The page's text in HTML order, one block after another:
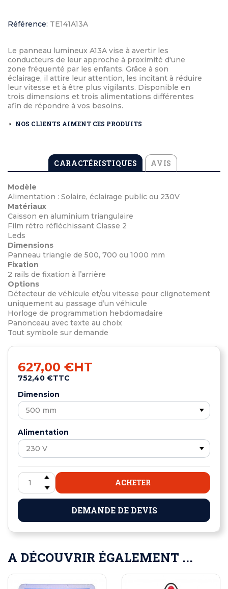
Référence: TE141A13A
Le panneau lumineux A13A vise à avertir les
conducteurs de leur approche à proximité d'une
zone fréquenté par les enfants. Grâce à son
éclairage, il attire leur attention, les incitant à réduire
leur vitesse et à être plus vigilants. Disponible en
trois dimensions et trois alimentations différentes
afin de répondre à vos besoins.
NOS CLIENTS AIMENT CES PRODUITS
CARACTÉRISTIQUES AVIS
Modèle
Alimentation : Solaire, éclairage public ou 230V
Matériaux
Caisson en aluminium triangulaire
Film rétro réfléchissant Classe 2
Leds
Dimensions
Panneau triangle de 500, 700 ou 1000 mm
Fixation
2 rails de fixation à l’arrière
Options
Détecteur de véhicule et/ou vitesse pour clignotement
uniquement au passage d’un véhicule
Horloge de programmation hebdomadaire
Panonceau avec texte au choix
Tout symbole sur demande
627,00 €HT
752,40 €TTC
Dimension
Alimentation
ACHETER
DEMANDE DE DEVIS
A DÉCOUVRIR ÉGALEMENT ...